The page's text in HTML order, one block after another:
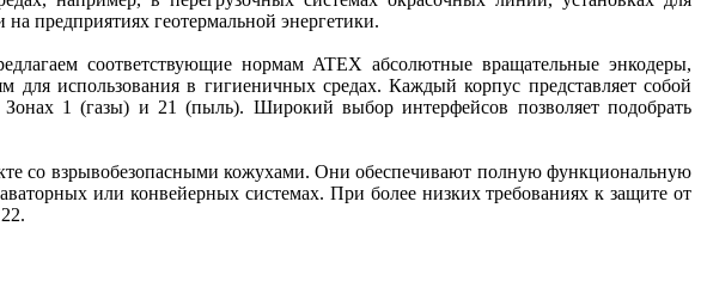
предприятиях геотермальной энергетики.
соответствующие нормам ATEX абсолютные вращательные энкодеры,
использования в гигиеничных средах. Каждый корпус представляет собой
1 (газы) и 21 (пыль). Широкий выбор интерфейсов позволяет подобрать
со взрывобезопасными кожухами. Они обеспечивают полную функциональную
или конвейерных системах. При более низких требованиях к защите от